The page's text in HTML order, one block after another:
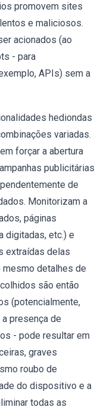
promovem sites
e maliciosos.
acionados (ao
- para
APIs) sem a
hediondas
variadas.
forçar a abertura
publicitárias
de
Monitorizam a
páginas
digitadas, etc.) e
extraídas delas
mesmo detalhes de
são então
(potencialmente,
presença de
- pode resultar em
graves
roubo de
do dispositivo e a
todas as